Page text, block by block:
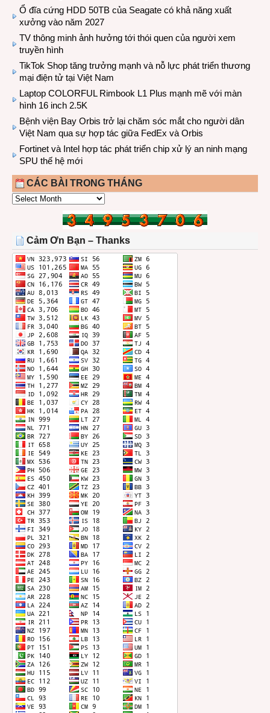
Ổ đĩa cứng HDD 50TB của Seagate có khả năng xuất
xưởng vào năm 2027
TV thông minh ảnh hưởng tới thói quen của người xem
truyền hình
TikTok Shop tăng trưởng mạnh và nỗ lực phát triển thương
mại điện tử tại Việt Nam
Laptop COLORFUL Rimbook L1 Plus mạnh mẽ với màn
hình 16 inch 2.5K
Bệnh viện Bay Orbis trở lại chăm sóc mắt cho người dân
Việt Nam qua sự hợp tác giữa FedEx và Orbis
Fortinet và Intel hợp tác phát triển chip xử lý an ninh mạng
SPU thế hệ mới
CÁC BÀI TRONG THÁNG
CÁC
THÁNG
Cảm Ơn Bạn – Thanks